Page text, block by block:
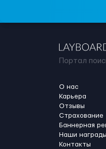
Портал
О нас
Карьера
Отзывы
Страхование
Баннерная
Наши награды
Контакты